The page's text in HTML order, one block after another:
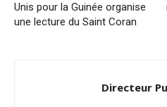
Unis pour la Guinée organise
une lecture du Saint Coran
Directeur